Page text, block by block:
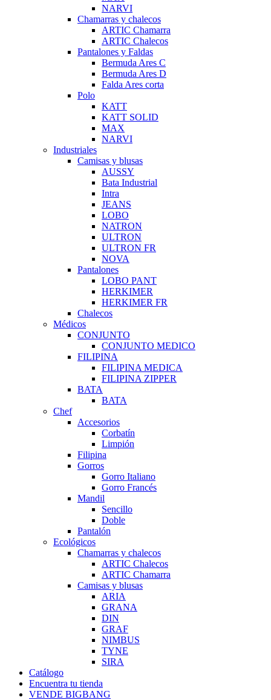
NARVI
Chamarras y chalecos
ARTIC Chamarra
ARTIC Chalecos
Pantalones y Faldas
Bermuda Ares C
Bermuda Ares D
Falda Ares corta
Polo
KATT
KATT SOLID
MAX
NARVI
Industriales
Camisas y blusas
AUSSY
Bata Industrial
Intra
JEANS
LOBO
NATRON
ULTRON
ULTRON FR
NOVA
Pantalones
LOBO PANT
HERKIMER
HERKIMER FR
Chalecos
Médicos
CONJUNTO
CONJUNTO MEDICO
FILIPINA
FILIPINA MEDICA
FILIPINA ZIPPER
BATA
BATA
Chef
Accesorios
Corbatín
Limpión
Filipina
Gorros
Gorro Italiano
Gorro Francés
Mandil
Sencillo
Doble
Pantalón
Ecológicos
Chamarras y chalecos
ARTIC Chalecos
ARTIC Chamarra
Camisas y blusas
ARIA
GRANA
DIN
GRAF
NIMBUS
TYNE
SIRA
Catálogo
Encuentra tu tienda
VENDE BIGBANG